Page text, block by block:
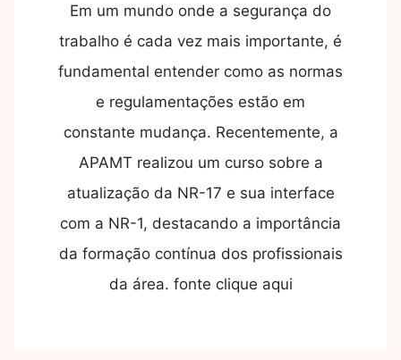
Em um mundo onde a segurança do
trabalho é cada vez mais importante, é
fundamental entender como as normas
e regulamentações estão em
constante mudança. Recentemente, a
APAMT realizou um curso sobre a
atualização da NR-17 e sua interface
com a NR-1, destacando a importância
da formação contínua dos profissionais
da área. fonte clique aqui